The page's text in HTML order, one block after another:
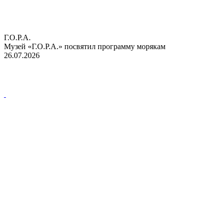
Г.О.Р.А.
Музей «Г.О.Р.А.» посвятил программу морякам
26.07.2026